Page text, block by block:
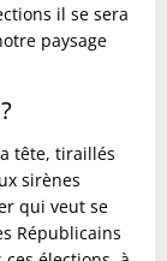
il se sera
paysage
tête, tiraillés
sirènes
qui veut se
Républicains